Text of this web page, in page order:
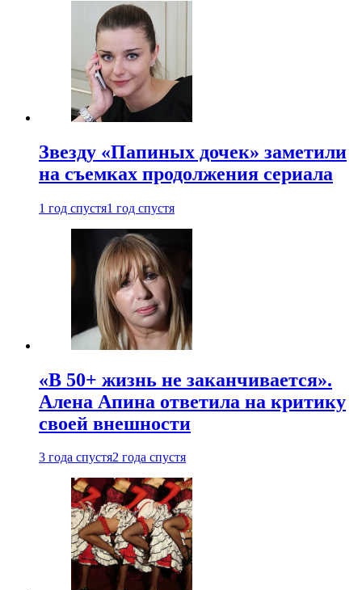
Звезду «Папиных дочек» заметили
на съемках продолжения сериала
1 год спустя1 год спустя
«В 50+ жизнь не заканчивается».
Алена Апина ответила на критику
своей внешности
3 года спустя2 года спустя